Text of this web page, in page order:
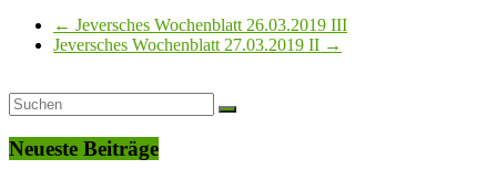
← Jeversches Wochenblatt 26.03.2019 III
Jeversches Wochenblatt 27.03.2019 II →
Neueste Beiträge